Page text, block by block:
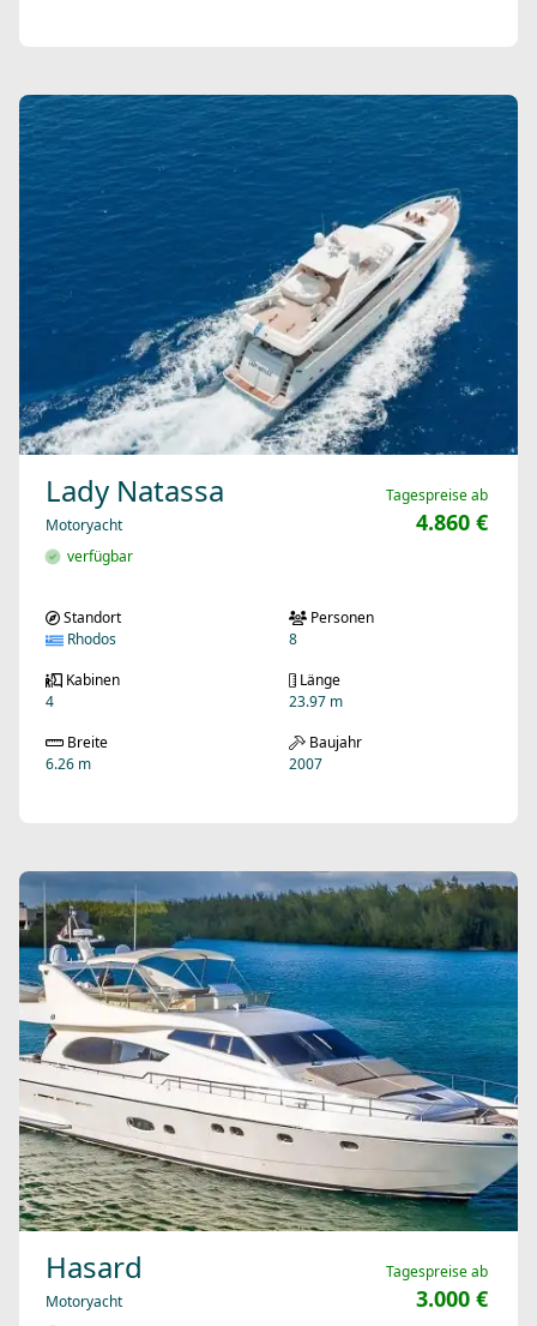
Lady Natassa
Motoryacht
verfügbar
Tagespreise ab
4.860 €
Standort
Rhodos
Personen
8
Kabinen
4
Länge
23.97 m
Breite
6.26 m
Baujahr
2007
Hasard
Motoryacht
Tagespreise ab
3.000 €